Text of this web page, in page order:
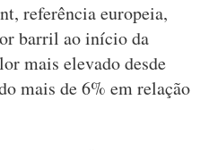
referência europeia,
barril ao início da
mais elevado desde
mais de 6% em relação